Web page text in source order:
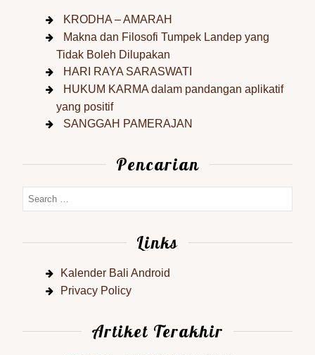
KRODHA – AMARAH
Makna dan Filosofi Tumpek Landep yang
Tidak Boleh Dilupakan
HARI RAYA SARASWATI
HUKUM KARMA dalam pandangan aplikatif
yang positif
SANGGAH PAMERAJAN
Pencarian
Links
Kalender Bali Android
Privacy Policy
Artiket Terakhir